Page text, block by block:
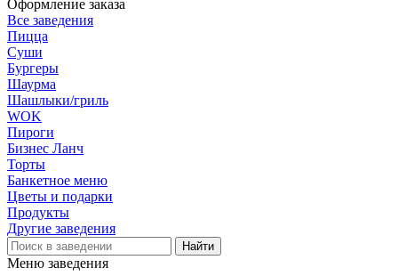
Оформление заказа
Все заведения
Пицца
Суши
Бургеры
Шаурма
Шашлыки/гриль
WOK
Пироги
Бизнес Ланч
Торты
Банкетное меню
Цветы и подарки
Продукты
Другие заведения
Меню заведения